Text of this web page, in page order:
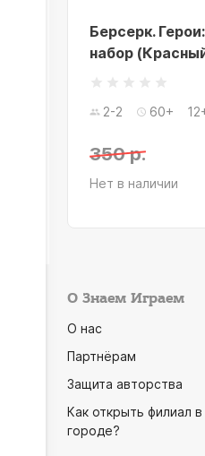
Берсерк.
набор
2-2 60+
350 р.
Нет в наличии
О Знаем Играем
О нас
Партнёрам
Защита авторства
Как открыть филиал
городе?